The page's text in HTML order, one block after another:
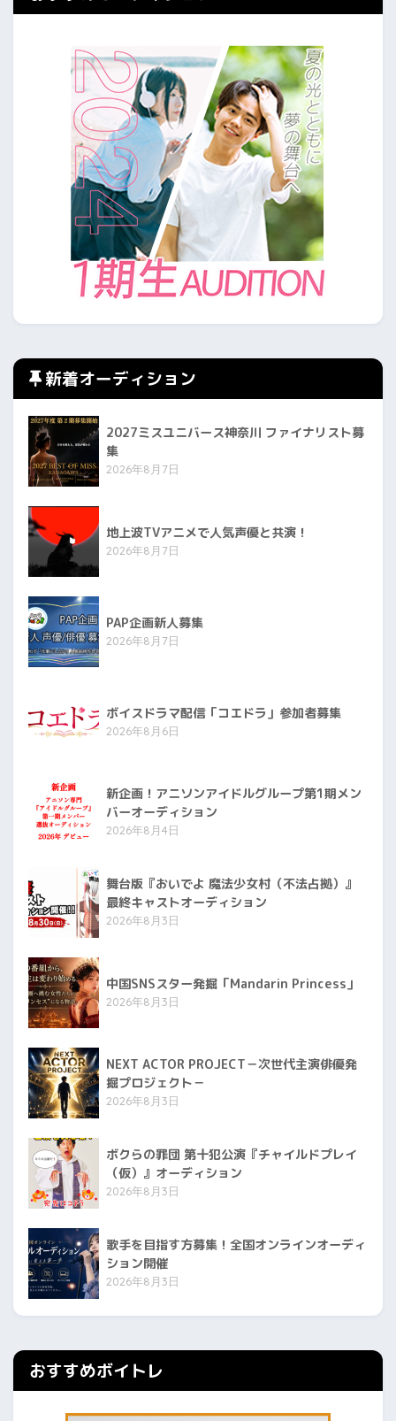
新着オーディション
2027ミスユニバース神奈川 ファイナリスト募
集
2026年8月7日
地上波TVアニメで人気声優と共演！
2026年8月7日
PAP企画新人募集
2026年8月7日
ボイスドラマ配信「コエドラ」参加者募集
2026年8月6日
新企画！アニソンアイドルグループ第1期メン
バーオーディション
2026年8月4日
舞台版『おいでよ 魔法少女村（不法占拠）』
最終キャストオーディション
2026年8月3日
中国SNSスター発掘「Mandarin Princess」
2026年8月3日
NEXT ACTOR PROJECT－次世代主演俳優発
掘プロジェクト－
2026年8月3日
ボクらの罪団 第十犯公演『チャイルドプレイ
（仮）』オーディション
2026年8月3日
歌手を目指す方募集！全国オンラインオーディ
ション開催
2026年8月3日
おすすめボイトレ